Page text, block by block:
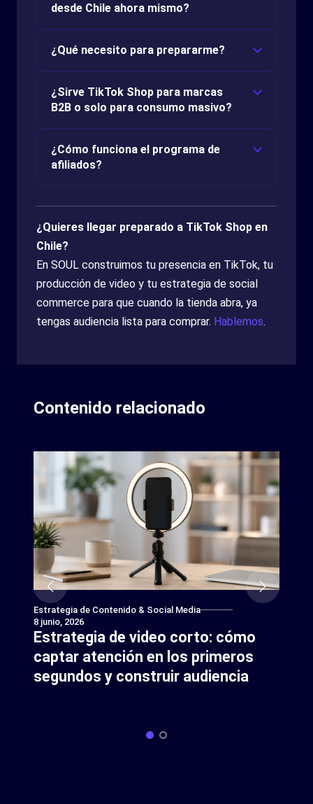
desde Chile ahora mismo?
¿Qué necesito para prepararme?
¿Sirve TikTok Shop para marcas
B2B o solo para consumo masivo?
¿Cómo funciona el programa de
afiliados?
¿Quieres llegar preparado a TikTok Shop en
Chile?
En SOUL construimos tu presencia en TikTok, tu
producción de video y tu estrategia de social
commerce para que cuando la tienda abra, ya
tengas audiencia lista para comprar. Hablemos.
Contenido relacionado
Estrategia de Contenido & Social Media
8 junio, 2026
Estrategia de video corto: cómo
captar atención en los primeros
segundos y construir audiencia